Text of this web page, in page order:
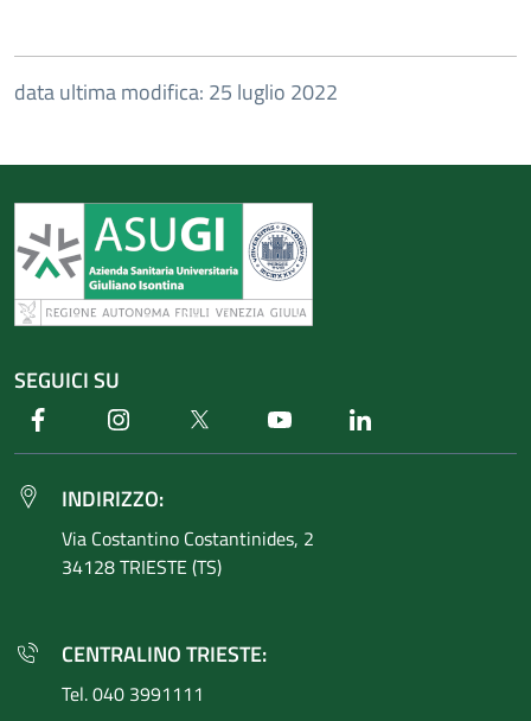
data ultima modifica: 25 luglio 2022
SEGUICI SU
Facebook Instagram Twitter Youtube
INDIRIZZO:
Via Costantino Costantinides, 2
34128 TRIESTE (TS)
CENTRALINO TRIESTE:
Tel. 040 3991111